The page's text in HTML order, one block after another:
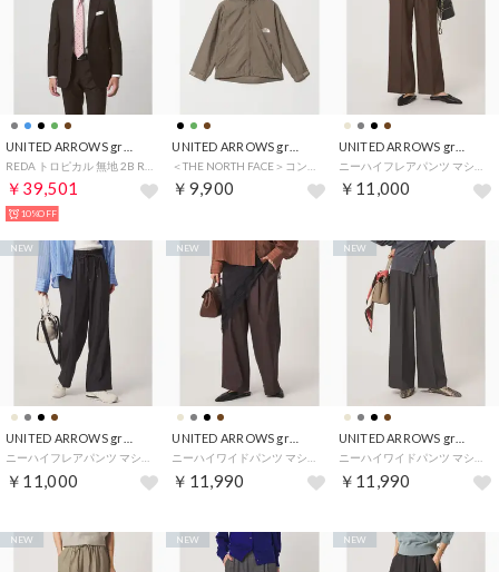
￥39,501
10%OFF
UNITED ARROWS green label relaxing
￥9,900 ￥11,000
￥11,000
NEW
UNITED ARROWS green label relaxing
￥11,990
NEW
￥11,990
NEW
NEW NEW NEW